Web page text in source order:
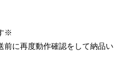
※
前に再度動作確認をして納品い